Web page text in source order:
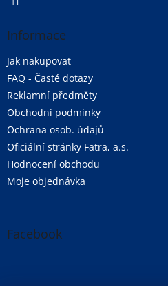
Informace
Jak nakupovat
FAQ - Časté dotazy
Reklamní předměty
Obchodní podmínky
Ochrana osob. údajů
Oficiální stránky Fatra, a.s.
Hodnocení obchodu
Moje objednávka
Facebook